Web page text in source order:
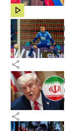
share
share
share